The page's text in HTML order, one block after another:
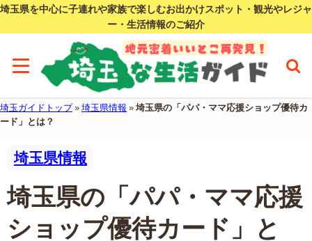
埼玉県を中心に子連れや家族で楽しむお出かけスポット・観光やレジャ
ー・生活情報のご紹介
埼玉ガイドトップ» 埼玉県情報 » 埼玉県の「パパ・ママ応援ショップ優待カ
ード」とは？
埼玉県情報
埼玉県の「パパ・ママ応援
ショップ優待カード」と